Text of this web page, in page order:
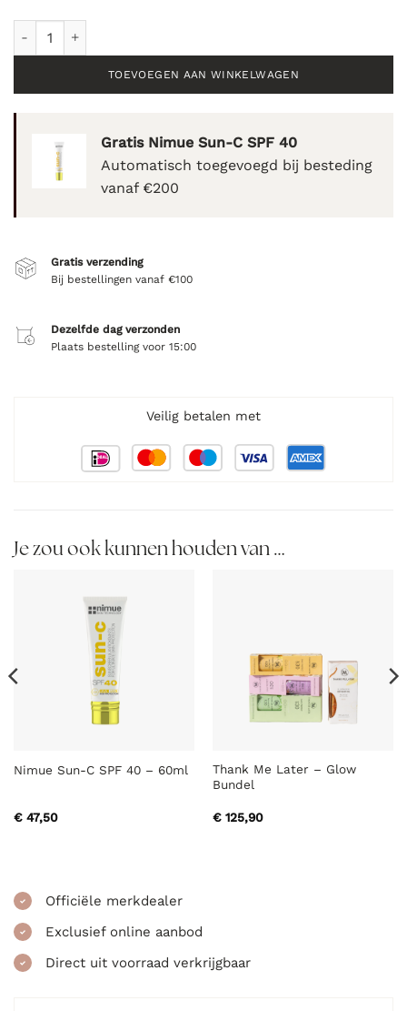
Forlle'd Hyalogy UV Intense Protector SPF50 - 30g aantal
TOEVOEGEN AAN WINKELWAGEN
Gratis Nimue Sun-C SPF 40
Automatisch toegevoegd bij besteding
vanaf €200
Gratis verzending
Bij bestellingen vanaf €100
Dezelfde dag verzonden
Plaats bestelling voor 15:00
Veilig betalen met
Je zou ook kunnen houden van …
Nimue Sun-C SPF 40 – 60ml
€47,50
Thank Me Later – Glow
Bundel
€125,90
Officiële merkdealer
Exclusief online aanbod
Direct uit voorraad verkrijgbaar